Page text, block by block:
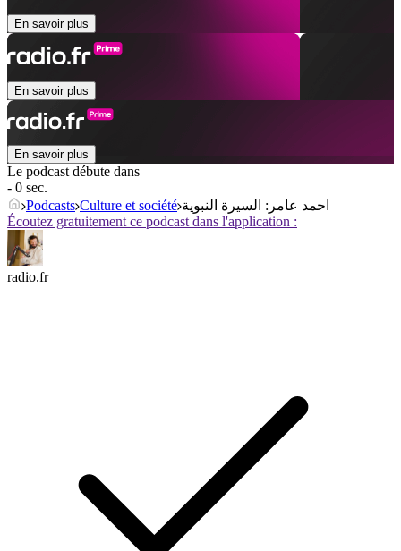
En savoir plus
En savoir plus
En savoir plus
Le podcast débute dans
- 0 sec.
Podcasts Culture et société احمد عامر: السيرة النبوية
Écoutez gratuitement ce podcast dans l'application :
radio.fr